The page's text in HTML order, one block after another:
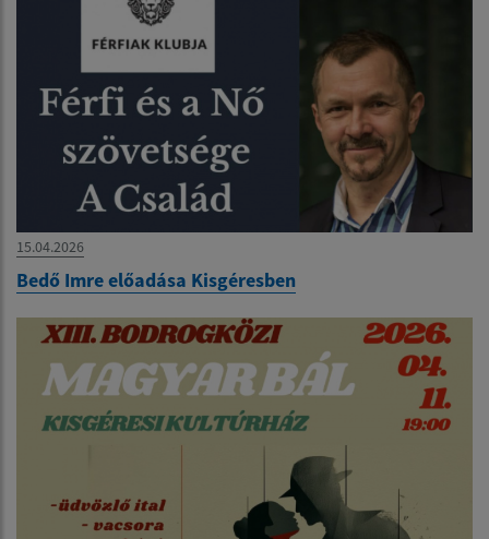
15.04.2026
Bedő Imre előadása Kisgéresben